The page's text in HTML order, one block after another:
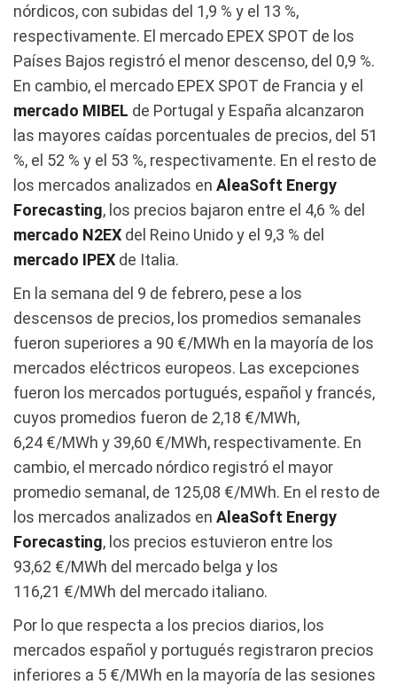
nórdicos, con subidas del 1,9 % y el 13 %,
respectivamente. El mercado EPEX SPOT de los
Países Bajos registró el menor descenso, del 0,9 %.
En cambio, el mercado EPEX SPOT de Francia y el
mercado MIBEL de Portugal y España alcanzaron
las mayores caídas porcentuales de precios, del 51
%, el 52 % y el 53 %, respectivamente. En el resto de
los mercados analizados en AleaSoft Energy
Forecasting, los precios bajaron entre el 4,6 % del
mercado N2EX del Reino Unido y el 9,3 % del
mercado IPEX de Italia.
En la semana del 9 de febrero, pese a los
descensos de precios, los promedios semanales
fueron superiores a 90 €/MWh en la mayoría de los
mercados eléctricos europeos. Las excepciones
fueron los mercados portugués, español y francés,
cuyos promedios fueron de 2,18 €/MWh,
6,24 €/MWh y 39,60 €/MWh, respectivamente. En
cambio, el mercado nórdico registró el mayor
promedio semanal, de 125,08 €/MWh. En el resto de
los mercados analizados en AleaSoft Energy
Forecasting, los precios estuvieron entre los
93,62 €/MWh del mercado belga y los
116,21 €/MWh del mercado italiano.
Por lo que respecta a los precios diarios, los
mercados español y portugués registraron precios
inferiores a 5 €/MWh en la mayoría de las sesiones